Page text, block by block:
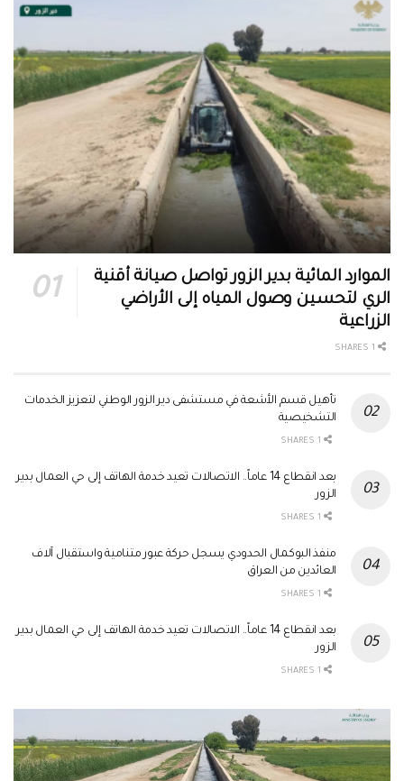
الموارد المائية بدير الزور تواصل صيانة أقنية
الري لتحسين وصول المياه إلى الأراضي
الزراعية
تأهيل قسم الأشعة في مستشفى دير الزور الوطني لتعزيز الخدمات
التشخيصية
بعد انقطاع 14 عاماً.. الاتصالات تعيد خدمة الهاتف إلى حي العمال بدير
الزور
منفذ البوكمال الحدودي يسجل حركة عبور متنامية واستقبال آلاف
العائدين من العراق
بعد انقطاع 14 عاماً.. الاتصالات تعيد خدمة الهاتف إلى حي العمال بدير
الزور